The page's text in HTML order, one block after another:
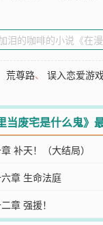
荒尊路、误入恋爱游
当废宅是什么鬼》
补天！（大结局）
章 生命法庭
章 强援！